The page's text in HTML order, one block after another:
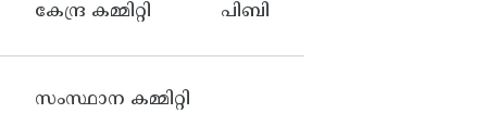
കേന്ദ്ര കമ്മിറ്റി പിബി
സംസ്ഥാന കമ്മിറ്റി